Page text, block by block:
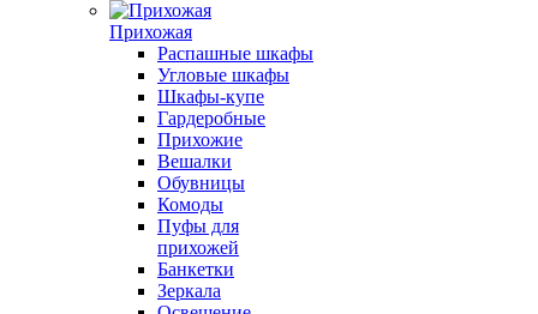
Прихожая
Распашные шкафы
Угловые шкафы
Шкафы-купе
Гардеробные
Прихожие
Вешалки
Обувницы
Комоды
Пуфы для
прихожей
Банкетки
Зеркала